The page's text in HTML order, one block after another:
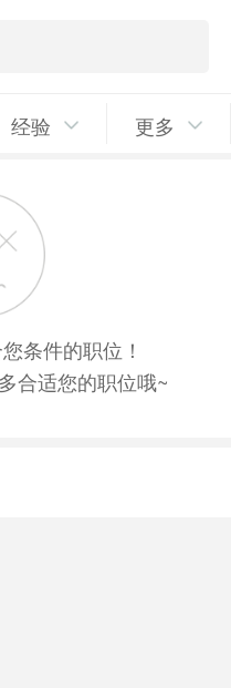
经验 更多
条件的职位！
合适您的职位哦~